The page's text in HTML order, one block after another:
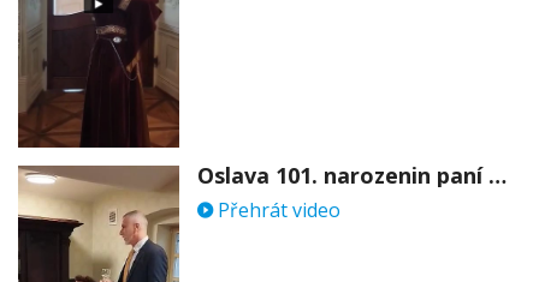
Oslava 101. narozenin paní Věry Skořepové
Přehrát video